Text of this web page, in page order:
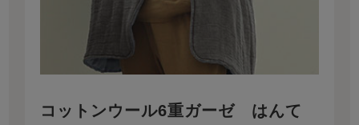
コットンウール6重ガーゼ はんて